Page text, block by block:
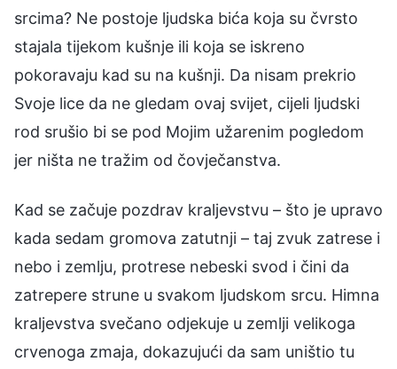
srcima? Ne postoje ljudska bića koja su čvrsto
stajala tijekom kušnje ili koja se iskreno
pokoravaju kad su na kušnji. Da nisam prekrio
Svoje lice da ne gledam ovaj svijet, cijeli ljudski
rod srušio bi se pod Mojim užarenim pogledom
jer ništa ne tražim od čovječanstva.
Kad se začuje pozdrav kraljevstvu – što je upravo
kada sedam gromova zatutnji – taj zvuk zatrese i
nebo i zemlju, protrese nebeski svod i čini da
zatrepere strune u svakom ljudskom srcu. Himna
kraljevstva svečano odjekuje u zemlji velikoga
crvenoga zmaja, dokazujući da sam uništio tu